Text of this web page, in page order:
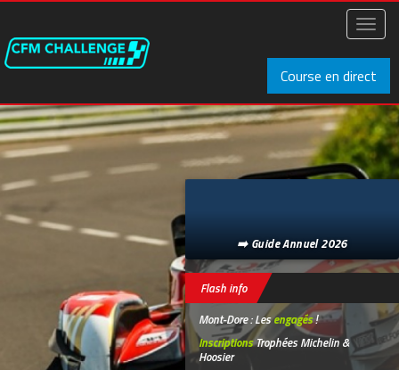
Aller
principal
Course en direct
➡️ Guide Annuel 2026
Flash info
Mont-Dore : Lesengagés!
InscriptionsTrophées Michelin &
Hoosier